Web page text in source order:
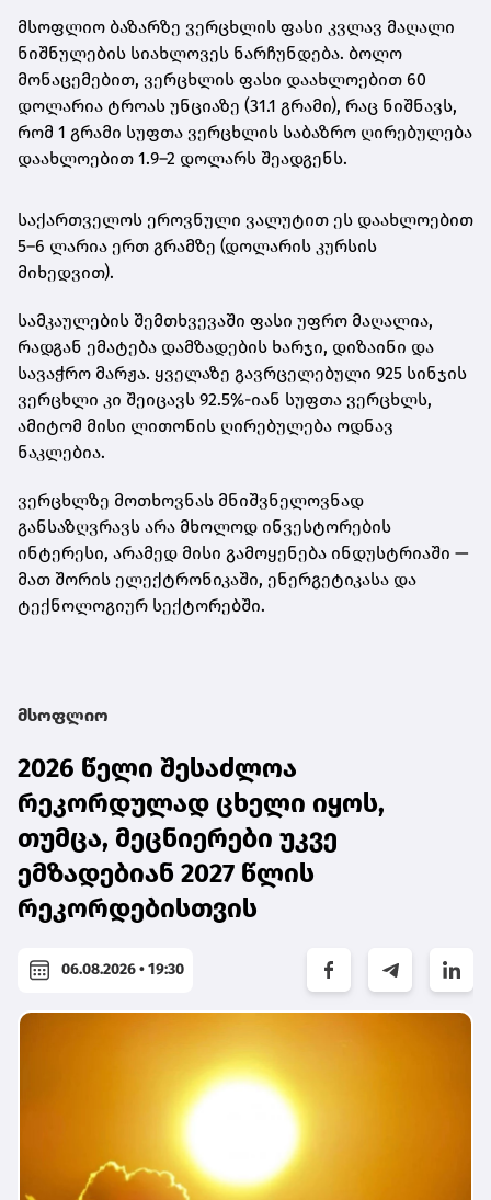
მსოფლიო ბაზარზე ვერცხლის ფასი კვლავ მაღალი
ნიშნულების სიახლოვეს ნარჩუნდება. ბოლო
მონაცემებით, ვერცხლის ფასი დაახლოებით 60
დოლარია ტროას უნციაზე (31.1 გრამი), რაც ნიშნავს,
რომ 1 გრამი სუფთა ვერცხლის საბაზრო ღირებულება
დაახლოებით 1.9–2 დოლარს შეადგენს.
საქართველოს ეროვნული ვალუტით ეს დაახლოებით
5–6 ლარია ერთ გრამზე (დოლარის კურსის
მიხედვით).
სამკაულების შემთხვევაში ფასი უფრო მაღალია,
რადგან ემატება დამზადების ხარჯი, დიზაინი და
სავაჭრო მარჟა. ყველაზე გავრცელებული 925 სინჯის
ვერცხლი კი შეიცავს 92.5%-იან სუფთა ვერცხლს,
ამიტომ მისი ლითონის ღირებულება ოდნავ
ნაკლებია.
ვერცხლზე მოთხოვნას მნიშვნელოვნად
განსაზღვრავს არა მხოლოდ ინვესტორების
ინტერესი, არამედ მისი გამოყენება ინდუსტრიაში —
მათ შორის ელექტრონიკაში, ენერგეტიკასა და
ტექნოლოგიურ სექტორებში.
მსოფლიო
2026 წელი შესაძლოა
რეკორდულად ცხელი იყოს,
თუმცა, მეცნიერები უკვე
ემზადებიან 2027 წლის
რეკორდებისთვის
06.08.2026 • 19:30